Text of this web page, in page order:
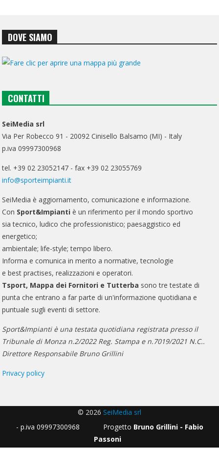
DOVE SIAMO
CONTATTI
SeiMedia srl
Via Per Robecco 91 - 20092 Cinisello Balsamo (MI) - Italy
p.iva 09997300968
tel. +39 02 23052147 - fax +39 02 23055769
info@sporteimpianti.it
SeiMedia è aggiornamento, comunicazione e informazione.
Con Sport&Impianti è un riferimento per il mondo sportivo
sia tecnico, ludico che professionistico; paesaggistico ed
energetico;
ambientale; life-style; tempo libero.
Informa e comunica in merito a normative, tecnologie
e best practises, realizzazioni e operatori.
Tsport, Mappa dei Fornitori e Tutterba sono tre testate di
punta che entrano a far parte di un'informazione quotidiana e
puntuale sugli eventi di settore.
Sport&Impianti è una testata quotidiana registrata presso il
Tribunale di Monza n.2/2022 Reg. Stampa e n.7019/2021 N.C..
Direttore Responsabile Bruno Grillini
Privacy policy
© 2026 SeiMedia srl
- p.iva 09997300968 Progetto Bruno Grillini - Fabio
Passoni